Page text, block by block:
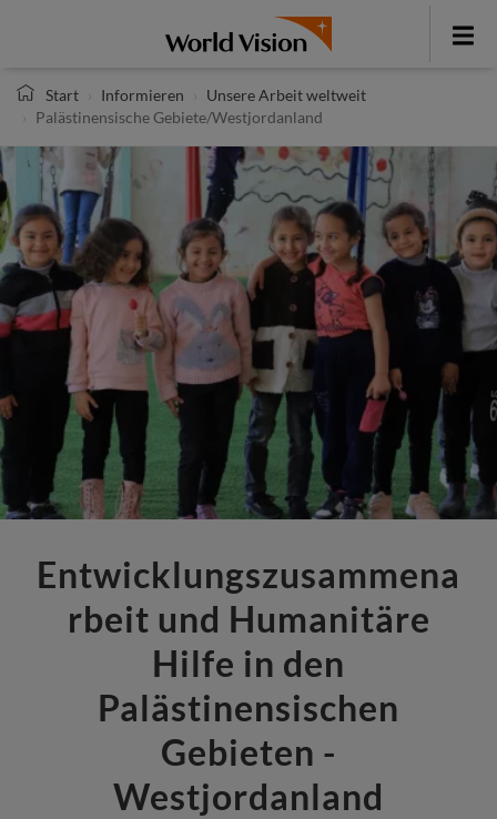
Toggle
Start
Informieren
Unsere Arbeit weltweit
Palästinensische Gebiete/Westjordanland
Entwicklungszusammena
rbeit und Humanitäre
Hilfe in den
Palästinensischen
Gebieten -
Westjordanland